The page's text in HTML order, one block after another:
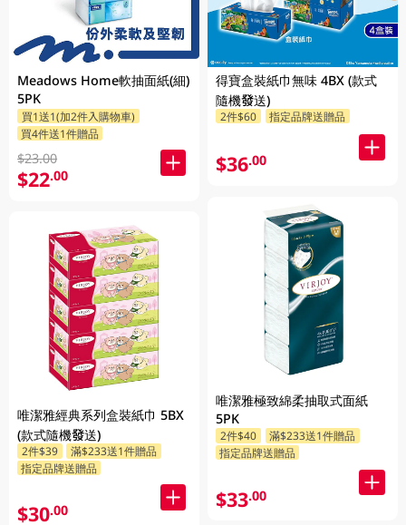
Meadows Home軟抽面紙(細)
5PK
買1送1(加2件入購物車)
買4件送1件贈品
$23.00
$22.00
唯潔雅經典系列盒裝紙巾 5BX
(款式隨機發送)
2件$39
滿$233送1件贈品
指定品牌送贈品
$30.00
得寶盒裝紙巾無味 4BX (款式
隨機發送)
2件$60 指定品牌送贈品
$36.00
唯潔雅極致綿柔抽取式面紙
5PK
2件$40
滿$233送1件贈品
指定品牌送贈品
$33.00